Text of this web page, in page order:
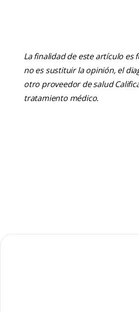
La finalidad de este artículo
no es sustituir la opinión, el
otro proveedor de salud
tratamiento médico.